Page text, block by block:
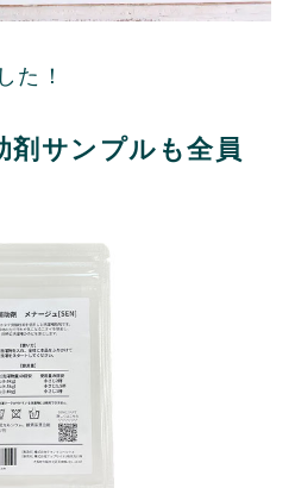
た！
剤サンプルも全員